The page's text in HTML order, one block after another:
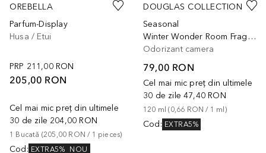
OREBELLA
Parfum-Display
Husa / Etui
PRP 211,00 RON
205,00 RON
Cel mai mic preț din ultimele
30 de zile 204,00 RON
1 Bucată (205,00 RON / 1 pieces)
Cod: EXTRA5%
NOU
DOUGLAS COLLECTION
Seasonal
Winter Wonder Room Fragrance
Odorizant camera
79,00 RON
Cel mai mic preț din ultimele
30 de zile 47,40 RON
120 ml (0,66 RON / 1 ml )
Cod: EXTRA5%